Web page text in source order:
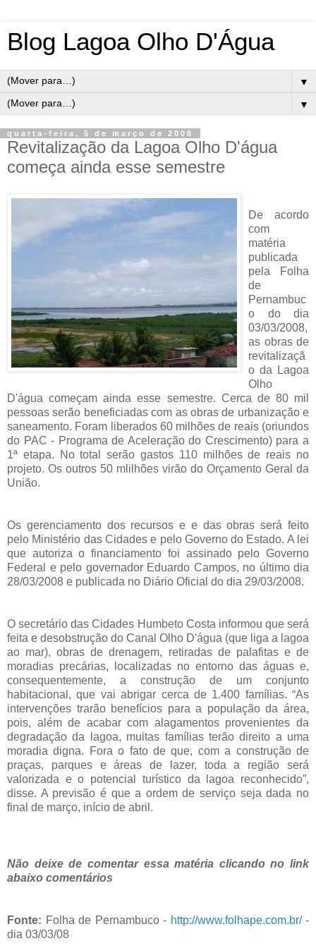
Blog Lagoa Olho D'Água
▼
▼
quarta-feira, 5 de março de 2008
Revitalização da Lagoa Olho D'água
começa ainda esse semestre
De acordo
com
matéria
publicada
pela Folha
de
Pernambuc
o do dia
03/03/2008,
as obras de
revitalizaçã
o da Lagoa
Olho
D'água começam ainda esse semestre. Cerca de 80 mil
pessoas serão beneficiadas com as obras de urbanização e
saneamento. Foram liberados 60 milhões de reais (oriundos
do PAC - Programa de Aceleração do Crescimento) para a
1ª etapa. No total serão gastos 110 milhões de reais no
projeto. Os outros 50 mlilhões virão do Orçamento Geral da
União.
Os gerenciamento dos recursos e e das obras será feito
pelo Ministério das Cidades e pelo Governo do Estado. A lei
que autoriza o financiamento foi assinado pelo Governo
Federal e pelo governador Eduardo Campos, no último dia
28/03/2008 e publicada no Diário Oficial do dia 29/03/2008.
O secretário das Cidades Humbeto Costa informou que será
feita e desobstrução do Canal Olho D'água (que liga a lagoa
ao mar), obras de drenagem, retiradas de palafitas e de
moradias precárias, localizadas no entorno das águas e,
consequentemente, a construção de um conjunto
habitacional, que vai abrigar cerca de 1.400 famílias. “As
intervenções trarão benefícios para a população da área,
pois, além de acabar com alagamentos provenientes da
degradação da lagoa, muitas famílias terão direito a uma
moradia digna. Fora o fato de que, com a construção de
praças, parques e áreas de lazer, toda a região será
valorizada e o potencial turístico da lagoa reconhecido”,
disse. A previsão é que a ordem de serviço seja dada no
final de março, início de abril.
Não deixe de comentar essa matéria clicando no link
abaixo comentários
Fonte: Folha de Pernambuco - http://www.folhape.com.br/-
dia 03/03/08